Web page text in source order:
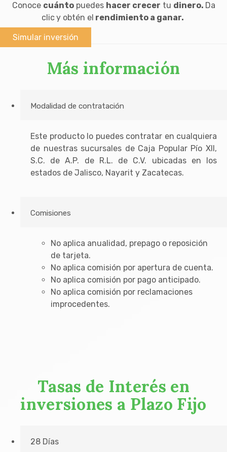
Conoce cuántopuedes hacer crecer tu dinero. Da
clicy obtén el rendimiento a ganar.
Simular inversión
Más información
Modalidad de contratación
Este producto lo puedes contratar en cualquiera
de nuestras sucursales de Caja Popular Pío XII,
S.C. de A.P. de R.L. de C.V. ubicadas en los
estados de Jalisco, Nayarit y Zacatecas.
Comisiones
No aplica anualidad, prepago o reposición
de tarjeta.
No aplica comisión por apertura de cuenta.
No aplica comisión por pago anticipado.
No aplica comisión por reclamaciones
improcedentes.
Tasas de Interés en
inversiones a Plazo Fijo
28 Días